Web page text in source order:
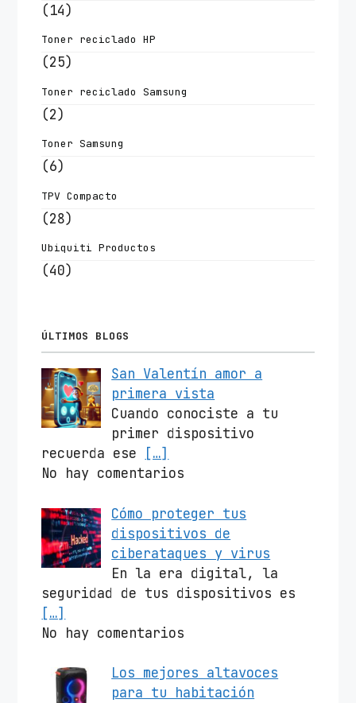
(14)
Toner reciclado HP
(25)
Toner reciclado Samsung
(2)
Toner Samsung
(6)
TPV Compacto
(28)
Ubiquiti Productos
(40)
ÚLTIMOS BLOGS
San Valentín amor a
primera vista
Cuando conociste a tu
primer dispositivo
recuerda ese
[…]
No hay comentarios
Cómo proteger tus
dispositivos de
ciberataques y virus
En la era digital, la
seguridad de tus dispositivos es
[…]
No hay comentarios
Los mejores altavoces
para tu habitación